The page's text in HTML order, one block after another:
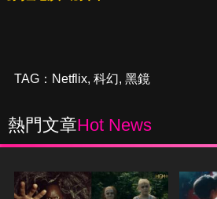
TAG： Netflix, 科幻, 黑鏡
熱門文章Hot News